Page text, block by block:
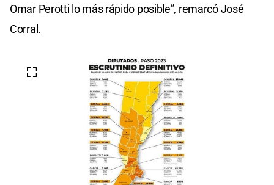
Omar Perotti lo más rápido posible”, remarcó José
Corral.